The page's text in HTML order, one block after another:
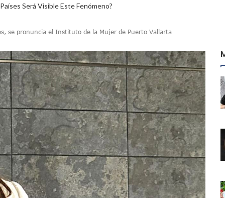
Será Visible Este Fenómeno?
En Ocupación Hotelera En Mayo, Junio Y Julio
Puerto Vallarta Ante La Virgen De Guadalupe
Nacional Para Sembrar 6.6 Millones De Árboles
Virtual De Un Menor De 13 Años En Puerto Vallarta
Las Principales Causas De Enfermedad En Jalisco
Cultura En Mascota Con Nuevo Auditorio
Los Archivos Municipales En Puerto Vallarta
Combate Al CJNG Con Nuevos Cargos Y Objetivos Prioritarios
Márquez, Desaparecido En Puerto Vallarta
Sustento Legal De Las Descargas Residuales Al Mar
Ambiental Por Incendios Históricos
se pronuncia el Instituto de la Mujer de Puerto Vallarta